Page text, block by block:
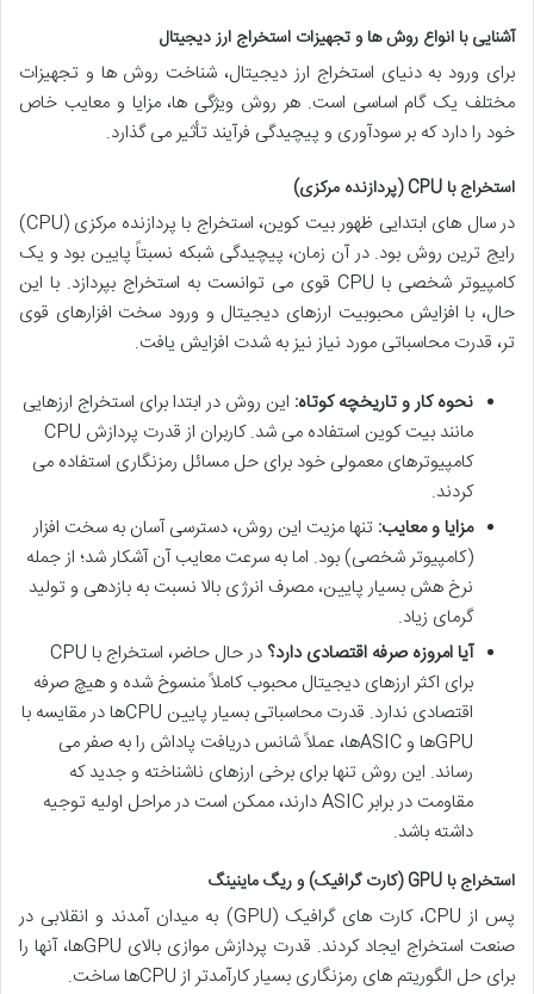
آشنایی با انواع روش ها و تجهیزات استخراج ارز دیجیتال
برای ورود به دنیای استخراج ارز دیجیتال، شناخت روش ها و تجهیزات
مختلف یک گام اساسی است. هر روش ویژگی ها، مزایا و معایب خاص
خود را دارد که بر سودآوری و پیچیدگی فرآیند تأثیر می گذارد.
استخراج با CPU (پردازنده مرکزی)
در سال های ابتدایی ظهور بیت کوین، استخراج با پردازنده مرکزی (CPU)
رایج ترین روش بود. در آن زمان، پیچیدگی شبکه نسبتاً پایین بود و یک
کامپیوتر شخصی با CPU قوی می توانست به استخراج بپردازد. با این
حال، با افزایش محبوبیت ارزهای دیجیتال و ورود سخت افزارهای قوی
تر، قدرت محاسباتی مورد نیاز نیز به شدت افزایش یافت.
نحوه کار و تاریخچه کوتاه: این روش در ابتدا برای استخراج ارزهایی
مانند بیت کوین استفاده می شد. کاربران از قدرت پردازش CPU
کامپیوترهای معمولی خود برای حل مسائل رمزنگاری استفاده می
کردند.
مزایا و معایب: تنها مزیت این روش، دسترسی آسان به سخت افزار
(کامپیوتر شخصی) بود. اما به سرعت معایب آن آشکار شد؛ از جمله
نرخ هش بسیار پایین، مصرف انرژی بالا نسبت به بازدهی و تولید
گرمای زیاد.
آیا امروزه صرفه اقتصادی دارد؟
در حال حاضر، استخراج با CPU
برای اکثر ارزهای دیجیتال محبوب کاملاً منسوخ شده و هیچ صرفه
اقتصادی ندارد. قدرت محاسباتی بسیار پایین CPUها در مقایسه با
GPUها و ASICها، عملاً شانس دریافت پاداش را به صفر می
رساند. این روش تنها برای برخی ارزهای ناشناخته و جدید که
مقاومت در برابر ASIC دارند، ممکن است در مراحل اولیه توجیه
داشته باشد.
استخراج با GPU (کارت گرافیک) و ریگ ماینینگ
پس از CPU، کارت های گرافیک (GPU) به میدان آمدند و انقلابی در
صنعت استخراج ایجاد کردند. قدرت پردازش موازی بالای GPUها، آنها را
برای حل الگوریتم های رمزنگاری بسیار کارآمدتر از CPUها ساخت.